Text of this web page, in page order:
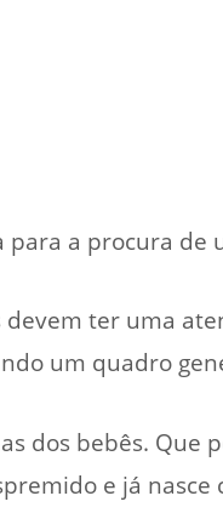
para a procura de
ter uma
um quadro
dos bebês. Que
e já nasce